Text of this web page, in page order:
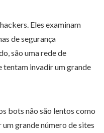
Eles examinam
de segurança
são uma rede de
tentam invadir um grande
bots não são lentos como
grande número de sites